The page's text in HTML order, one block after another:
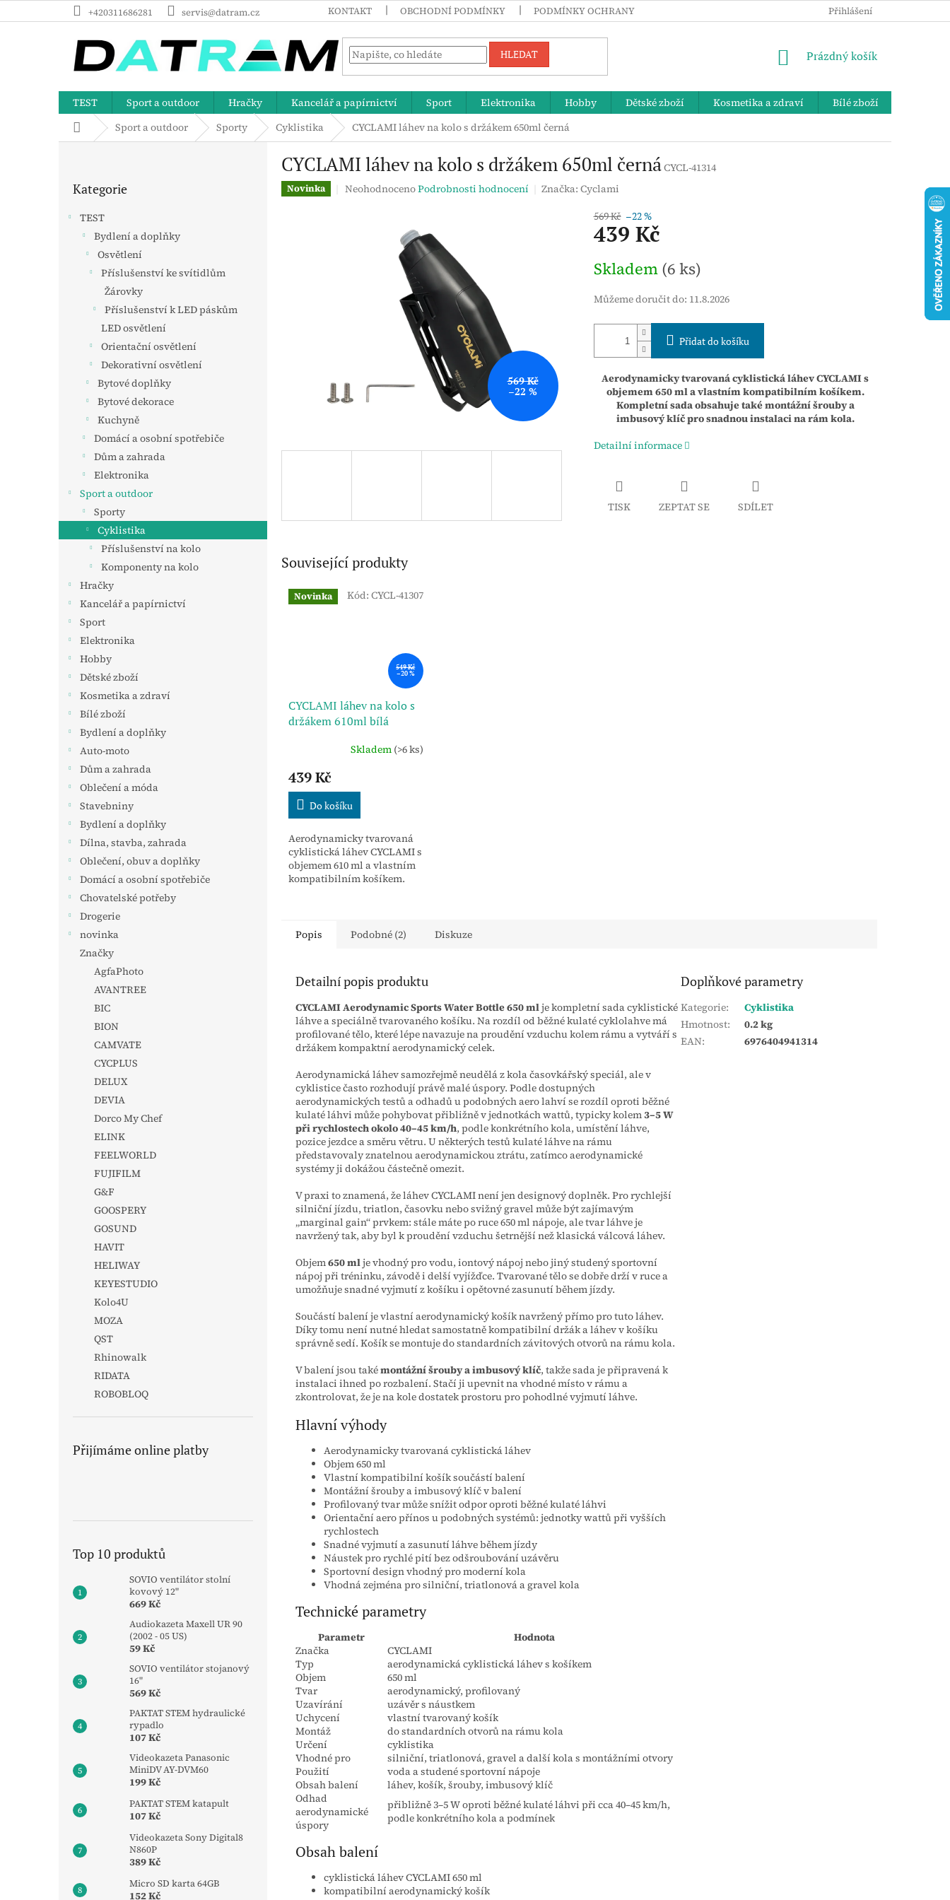
na
+420311686281 servis@datram.cz KONTAKT OBCHODNÍ PODMÍNKY PODMÍNKY OCHRANY OSOBNÍCH ÚDAJŮ ZPĚTNÝ ODBĚR
Přihlášení
HLEDAT
NÁKUPNÍ
Prázdný košík
TEST Sport a outdoor Hračky Kancelář a papírnictví Sport Elektronika Hobby Dětské zboží Kosmetika a zdraví Bílé zboží
Domů Sport a outdoor Sporty Cyklistika CYCLAMI láhev na kolo s držákem 650ml černá
kategorie
Kategorie
TEST
Bydlení a doplňky
Osvětlení
Příslušenství ke svítidlům
Žárovky
Příslušenství k LED páskům
LED osvětlení
Orientační osvětlení
Dekorativní osvětlení
Bytové doplňky
Bytové dekorace
Kuchyně
Domácí a osobní spotřebiče
Dům a zahrada
Elektronika
Sport a outdoor
Sporty
Cyklistika
Příslušenství na kolo
Komponenty na kolo
Hračky
Kancelář a papírnictví
Sport
Elektronika
Hobby
Dětské zboží
Kosmetika a zdraví
Bílé zboží
Bydlení a doplňky
Auto-moto
Dům a zahrada
Oblečení a móda
Stavebniny
Bydlení a doplňky
Dílna, stavba, zahrada
Oblečení, obuv a doplňky
Domácí a osobní spotřebiče
Chovatelské potřeby
Drogerie
novinka
Značky
AgfaPhoto
AVANTREE
BIC
BION
CAMVATE
CYCPLUS
DELUX
DEVIA
Dorco My Chef
ELINK
FEELWORLD
FUJIFILM
G&F
GOOSPERY
GOSUND
HAVIT
HELIWAY
KEYESTUDIO
Kolo4U
MOZA
QST
Rhinowalk
RIDATA
ROBOBLOQ
Přijímáme online platby
Top 10 produktů
SOVIO ventilátor stolní
kovový 12"
669 Kč
Audiokazeta Maxell UR 90
(2002 - 05 US)
59 Kč
SOVIO ventilátor stojanový
16"
569 Kč
PAKTAT STEM hydraulické
rypadlo
107 Kč
Videokazeta Panasonic
MiniDV AY-DVM60
199 Kč
PAKTAT STEM katapult
107 Kč
Videokazeta Sony Digital8
N860P
389 Kč
Micro SD karta 64GB
152 Kč
CYCLAMI láhev na kolo s držákem 650ml černáCYCL-41314
Novinka
Průměrné
NeohodnocenoPodrobnosti hodnocení Značka: Cyclami
569 Kč
–22 %
569 Kč –22 %
439 Kč
cena:
Skladem (6 ks)
Můžeme doručit do: 11.8.2026
Přidat do košíku
Aerodynamicky tvarovaná cyklistická láhev CYCLAMI s
objemem 650 ml a vlastním kompatibilním košíkem.
Kompletní sada obsahuje také montážní šrouby a
imbusový klíč pro snadnou instalaci na rám kola.
Detailní informace
TISK ZEPTAT SE SDÍLET
Související produkty
Novinka
549 Kč
–20 %
CYCLAMI láhev na kolo s
držákem 610ml bílá
Skladem (>6 ks)
439 Kč
Do košíku
Aerodynamicky tvarovaná
cyklistická láhev CYCLAMI s
objemem 610 ml a vlastním
kompatibilním košíkem.
snadnou...
Kód: CYCL-41307
Popis Podobné (2) Diskuze
Detailní popis produktu
CYCLAMI Aerodynamic Sports Water Bottle 650 mlje kompletní sada cyklistické
láhve a speciálně tvarovaného košíku. Na rozdíl od běžné kulaté cyklolahve má
profilované tělo, které lépe navazuje na proudění vzduchu kolem rámu a vytváří s
držákem kompaktní aerodynamický celek.
Aerodynamická láhev samozřejmě neudělá z kola časovkářský speciál, ale v
cyklistice často rozhodují právě malé úspory. Podle dostupných
aerodynamických testů a odhadů u podobných aero lahví se rozdíl oproti běžné
kulaté láhvi může pohybovat přibližně v jednotkách wattů, typicky kolem3–5 W
při rychlostech okolo 40–45 km/h, podle konkrétního kola, umístění láhve,
pozice jezdce a směru větru. U některých testů kulaté láhve na rámu
představovaly znatelnou aerodynamickou ztrátu, zatímco aerodynamické
systémy ji dokážou částečně omezit.
V praxi to znamená, že láhev CYCLAMI není jen designový doplněk. Pro rychlejší
silniční jízdu, triatlon, časovku nebo svižný gravel může být zajímavým
„marginal gain“ prvkem: stále máte po ruce 650 ml nápoje, ale tvar láhve je
navržený tak, aby byl k proudění vzduchu šetrnější než klasická válcová láhev.
Objem650 mlje vhodný pro vodu, iontový nápoj nebo jiný studený sportovní
nápoj při tréninku, závodě i delší vyjížďce. Tvarované tělo se dobře drží v ruce a
umožňuje snadné vyjmutí z košíku i opětovné zasunutí během jízdy.
Součástí balení je vlastní aerodynamický košík navržený přímo pro tuto láhev.
Díky tomu není nutné hledat samostatně kompatibilní držák a láhev v košíku
správně sedí. Košík se montuje do standardních závitových otvorů na rámu kola.
V balení jsou takémontážní šrouby a imbusový klíč, takže sada je připravená k
instalaci ihned po rozbalení. Stačí ji upevnit na vhodné místo v rámu a
zkontrolovat, že je na kole dostatek prostoru pro pohodlné vyjmutí láhve.
Hlavní výhody
Aerodynamicky tvarovaná cyklistická láhev
Objem 650 ml
Vlastní kompatibilní košík součástí balení
Montážní šrouby a imbusový klíč v balení
Profilovaný tvar může snížit odpor oproti běžné kulaté láhvi
Orientační aero přínos u podobných systémů: jednotky wattů při vyšších
rychlostech
Snadné vyjmutí a zasunutí láhve během jízdy
Náustek pro rychlé pití bez odšroubování uzávěru
Sportovní design vhodný pro moderní kola
Vhodná zejména pro silniční, triatlonová a gravel kola
Technické parametry
Parametr
Hodnota
Značka
CYCLAMI
Typ
aerodynamická cyklistická láhev s košíkem
Objem
650 ml
Tvar
aerodynamický, profilovaný
Uzavírání
uzávěr s náustkem
Uchycení
vlastní tvarovaný košík
Montáž
do standardních otvorů na rámu kola
Určení
cyklistika
Vhodné pro
silniční, triatlonová, gravel a další kola s montážními otvory
Použití
voda a studené sportovní nápoje
Obsah balení
láhev, košík, šrouby, imbusový klíč
Odhad
aerodynamické
úspory
přibližně 3–5 W oproti běžné kulaté láhvi při cca 40–45 km/h,
podle konkrétního kola a podmínek
Obsah balení
cyklistická láhev CYCLAMI 650 ml
kompatibilní aerodynamický košík
Doplňkové parametry
Kategorie:
Cyklistika
Hmotnost:
0.2 kg
EAN: 6976404941314